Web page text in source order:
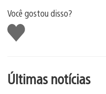
Você gostou disso?
Curtir
Últimas notícias